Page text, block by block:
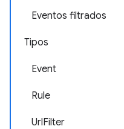
Eventos filtrados
Tipos
Event
Rule
UrlFilter